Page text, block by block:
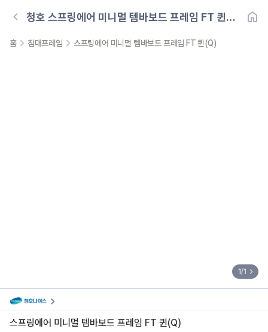
청호 스프링에어 미니멀 템바보드 프레임 FT 퀸
홈 침대프레임 스프링에어 미니멀 템바보드 프레임 FT 퀸(Q)
1/1
스프링에어 미니멀 템바보드 프레임 FT 퀸(Q)